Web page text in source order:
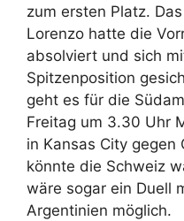
zum ersten Platz.
Lorenzo hatte die
absolviert und sich
Spitzenposition
geht es für die
Freitag um 3.30 Uhr
in Kansas City gegen
könnte die Schweiz
wäre sogar ein Duell
Argentinien möglich.